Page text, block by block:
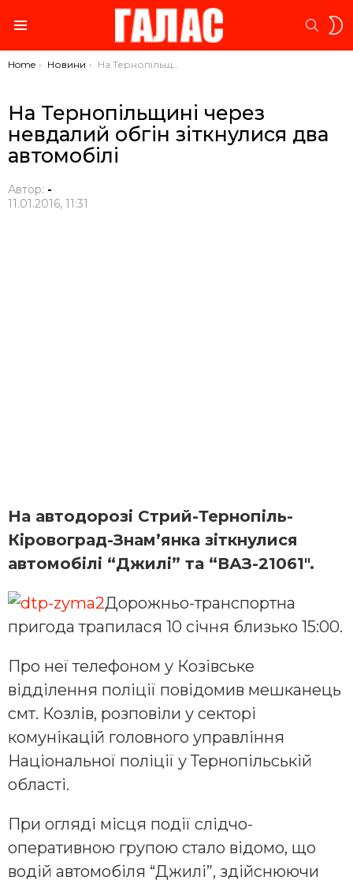
You are here:
Home Новини На Тернопільщині через невдалий обгін зіткнулися два автомобілі
На Тернопільщині через
невдалий обгін зіткнулися два
автомобілі
Автор: -
11.01.2016, 11:31
На автодорозі Стрий-Тернопіль-
Кіровоград-Знам’янка зіткнулися
автомобілі “Джилі” та “ВАЗ-21061″.
Дорожньо-транспортна
пригода трапилася 10 січня близько 15:00.
Про неї телефоном у Козівське
відділення поліції повідомив мешканець
смт. Козлів, розповіли у секторі
комунікацій головного управління
Національної поліції у Тернопільській
області.
При огляді місця події слідчо-
оперативною групою стало відомо, що
водій автомобіля “Джилі”, здійснюючи